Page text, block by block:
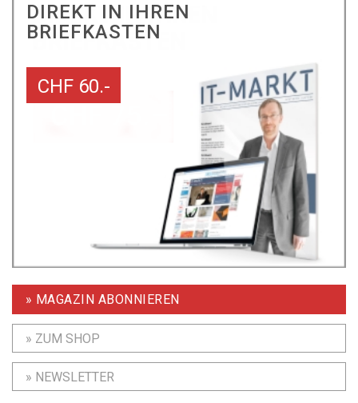
DIREKT IN IHREN
BRIEFKASTEN
CHF 60.-
» MAGAZIN ABONNIEREN
» ZUM SHOP
» NEWSLETTER